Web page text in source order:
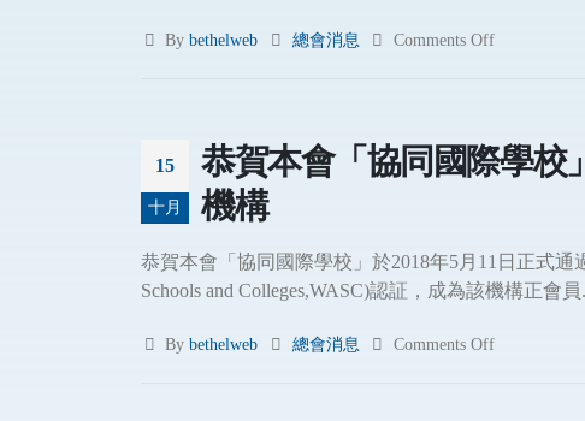
Bybethelweb 總會消息 Comments Off
15
十月
恭賀本會「協同國際學校
機構
恭賀本會「協同國際學校」於2018年5月11日正式通
Schools and Colleges,WASC)認証，成為該機構正會
Bybethelweb 總會消息 Comments Off